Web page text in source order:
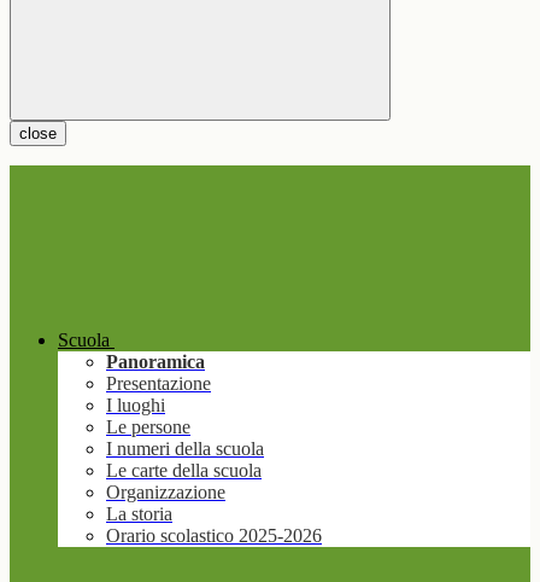
close
Scuola
Panoramica
Presentazione
I luoghi
Le persone
I numeri della scuola
Le carte della scuola
Organizzazione
La storia
Orario scolastico 2025-2026